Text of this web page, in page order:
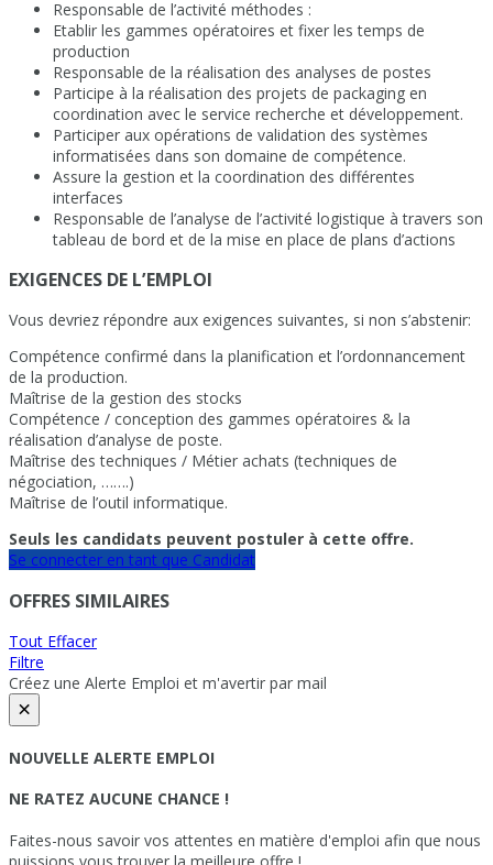
Responsable de l’activité méthodes :
Etablir les gammes opératoires et fixer les temps de
production
Responsable de la réalisation des analyses de postes
Participe à la réalisation des projets de packaging en
coordination avec le service recherche et développement.
Participer aux opérations de validation des systèmes
informatisées dans son domaine de compétence.
Assure la gestion et la coordination des différentes
interfaces
Responsable de l’analyse de l’activité logistique à travers son
tableau de bord et de la mise en place de plans d’actions
EXIGENCES DE L’EMPLOI
Vous devriez répondre aux exigences suivantes, si non s’abstenir:
Compétence confirmé dans la planification et l’ordonnancement
de la production.
Maîtrise de la gestion des stocks
Compétence / conception des gammes opératoires & la
réalisation d’analyse de poste.
Maîtrise des techniques / Métier achats (techniques de
négociation, …….)
Maîtrise de l’outil informatique.
Seuls les candidats peuvent postuler à cette offre.
Se connecter en tant que Candidat
OFFRES SIMILAIRES
Tout Effacer
Filtre
Créez une Alerte Emploi et m'avertir par mail
×
NOUVELLE ALERTE EMPLOI
NE RATEZ AUCUNE CHANCE !
Faites-nous savoir vos attentes en matière d'emploi afin que nous